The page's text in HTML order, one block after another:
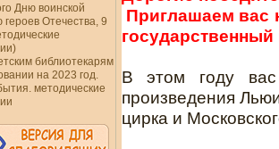
Дню воинской
Отечества, 9
библиотекарям
на 2023 год.
методические
Приглашаем вас
государственный
В этом году вас
произведения
цирка и